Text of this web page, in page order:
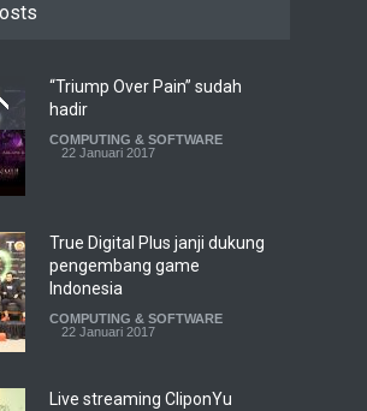
“Triump Over Pain” sudah
hadir
COMPUTING & SOFTWARE
22 Januari 2017
True Digital Plus janji dukung
pengembang game
Indonesia
COMPUTING & SOFTWARE
22 Januari 2017
Live streaming CliponYu